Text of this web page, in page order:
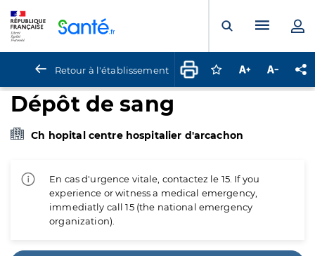
Ouvrir laMenu
Retour à l'établissement Connectez-vous
Augmenter la
Dépôt de sang
Ch hopital centre hospitalier d'arcachon
En cas d'urgence vitale, contactez le 15. If you
experience or witness a medical emergency,
immediatly call 15 (the national emergency
organization).